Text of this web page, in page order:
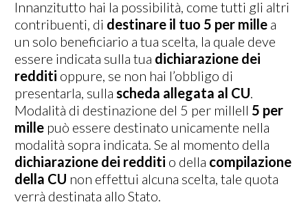
Innanzitutto hai la possibilità, come tutti gli altri
contribuenti, di destinare il tuo 5 per mille a
un solo beneficiario a tua scelta, la quale deve
essere indicata sulla tua dichiarazione dei
redditi oppure, se non hai l’obbligo di
presentarla, sulla scheda allegata al CU
Modalità di destinazione del 5 per milleIl 5 per
mille può essere destinato unicamente nella
modalità sopra indicata. Se al momento della
dichiarazione dei redditi o della compilazione
della CU non effettui alcuna scelta, tale quota
verrà destinata allo Stato.